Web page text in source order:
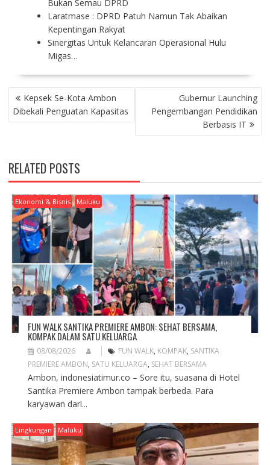
Bukan Semau DPRD
Laratmase : DPRD Patuh Namun Tak Abaikan
Kepentingan Rakyat
Sinergitas Untuk Kelancaran Operasional Hulu
Migas…
P
O
S
A
V
I
G
A
T
N
Kepsek Se-Kota Ambon
Dibekali Penguatan Kapasitas
Gubernur Launching
Pengembangan Pendidikan
Berbasis IT
RELATED POSTS
Ekonomi & Bisnis Maluku
FUN WALK SANTIKA PREMIERE AMBON: SEHAT BERSAMA,
KOMPAK DALAM SATU KELUARGA
08/08/2026 FUN WALK, KOMPAK, SANTIKA
PREMIERE AMBON, SATU KELUARGA, SEHAT BERSAMA
Ambon, indonesiatimur.co – Sore itu, suasana di Hotel
Santika Premiere Ambon tampak berbeda. Para
karyawan dari...
Lingkungan Maluku